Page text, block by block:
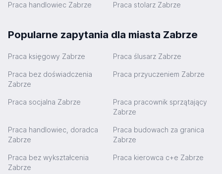
Praca handlowiec Zabrze Praca stolarz Zabrze
Popularne zapytania dla miasta Zabrze
Praca księgowy Zabrze Praca ślusarz Zabrze
Praca bez doświadczenia
Zabrze
Praca przyuczeniem Zabrze
Praca socjalna Zabrze
Praca pracownik sprzątający
Zabrze
Praca handlowiec, doradca
Zabrze
Praca budowach za granica
Zabrze
Praca bez wykształcenia
Zabrze
Praca kierowca c+e Zabrze